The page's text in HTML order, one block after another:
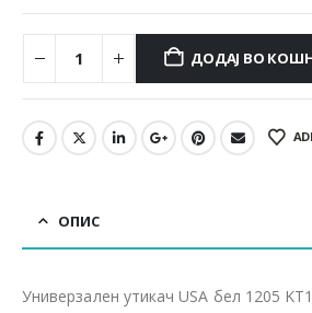
ДОДАЈ ВО
ОПИС
Универзален утикач USA бел 1205